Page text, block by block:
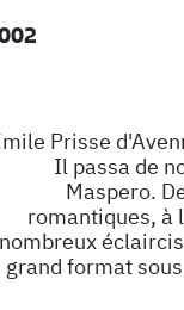
Prisse
Il passa de
Maspero.
romantiques, à
nombreux
grand format